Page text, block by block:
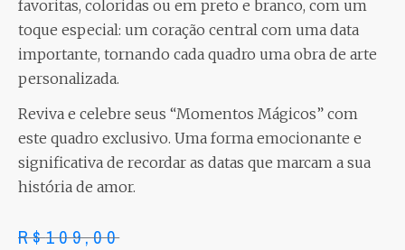
favoritas, coloridas ou em preto e branco, com um
toque especial: um coração central com uma data
importante, tornando cada quadro uma obra de arte
personalizada.
Reviva e celebre seus “Momentos Mágicos” com
este quadro exclusivo. Uma forma emocionante e
significativa de recordar as datas que marcam a sua
história de amor.
R$109,00